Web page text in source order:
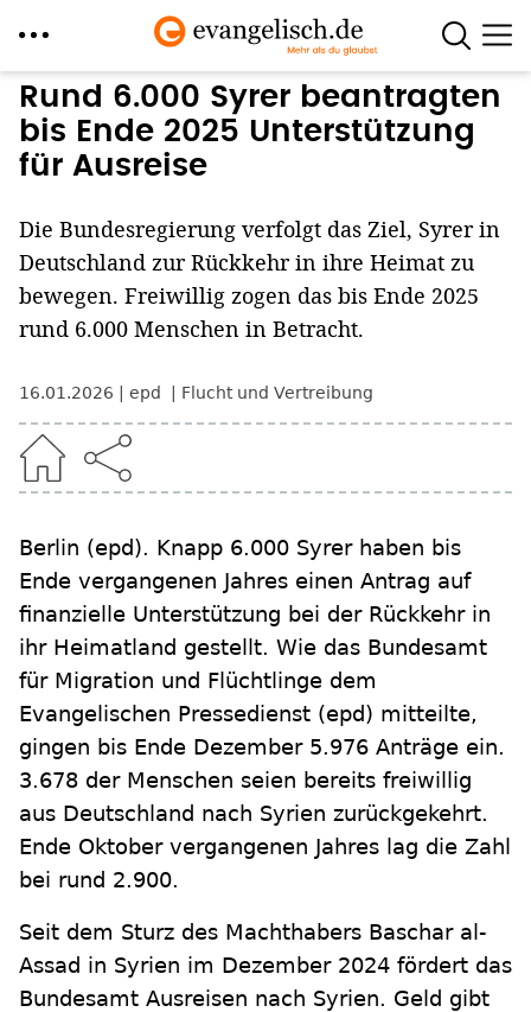
Direkt
zum
Inhalt
Rund 6.000 Syrer beantragten
bis Ende 2025 Unterstützung
für Ausreise
Die Bundesregierung verfolgt das Ziel, Syrer in
Deutschland zur Rückkehr in ihre Heimat zu
bewegen. Freiwillig zogen das bis Ende 2025
rund 6.000 Menschen in Betracht.
16.01.2026 epd Flucht und Vertreibung
Berlin (epd). Knapp 6.000 Syrer haben bis
Ende vergangenen Jahres einen Antrag auf
finanzielle Unterstützung bei der Rückkehr in
ihr Heimatland gestellt. Wie das Bundesamt
für Migration und Flüchtlinge dem
Evangelischen Pressedienst (epd) mitteilte,
gingen bis Ende Dezember 5.976 Anträge ein.
3.678 der Menschen seien bereits freiwillig
aus Deutschland nach Syrien zurückgekehrt.
Ende Oktober vergangenen Jahres lag die Zahl
bei rund 2.900.
Seit dem Sturz des Machthabers Baschar al-
Assad in Syrien im Dezember 2024 fördert das
Bundesamt Ausreisen nach Syrien. Geld gibt